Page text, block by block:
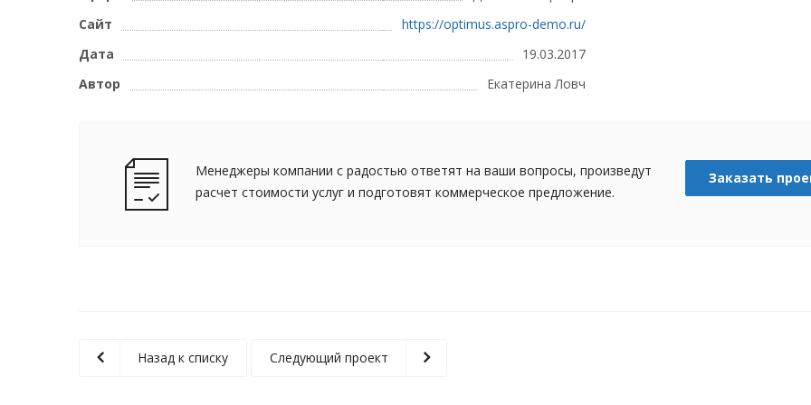
Сайт
https://optimus.aspro-demo.ru/
Дата
19.03.2017
Автор
Екатерина Ловч
Менеджеры компании с радостью ответят на ваши вопросы, произведут
расчет стоимости услуг и подготовят коммерческое предложение.
Заказать
Назад к списку Следующий проект